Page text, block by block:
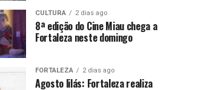
CULTURA 2 dias ago
8ª edição do Cine Miau chega a
Fortaleza neste domingo
FORTALEZA 2 dias ago
Agosto lilás: Fortaleza realiza